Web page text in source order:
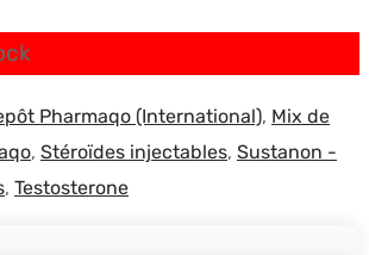
Pharmaqo (International), Mix de
, Stéroïdes injectables, Sustanon -
, Testosterone